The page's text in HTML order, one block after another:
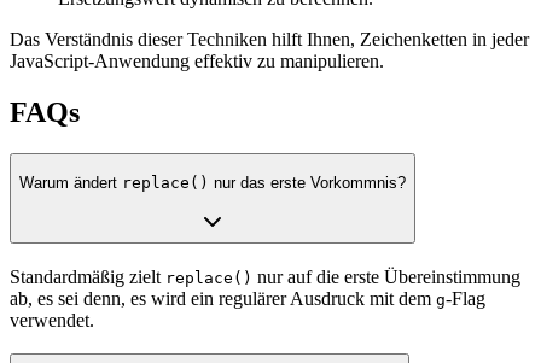
Das Verständnis dieser Techniken hilft Ihnen, Zeichenketten in jeder
JavaScript-Anwendung effektiv zu manipulieren.
FAQs
Warum ändert replace() nur das erste Vorkommnis?
Standardmäßig zielt replace() nur auf die erste Übereinstimmung
ab, es sei denn, es wird ein regulärer Ausdruck mit dem g-Flag
verwendet.